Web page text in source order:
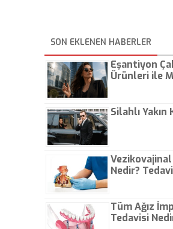
SON EKLENEN HABERLER
Eşantiyon
Ürünleri ile
Silahlı Yakın
Nedir?
Tüm Ağız
Tedavisi